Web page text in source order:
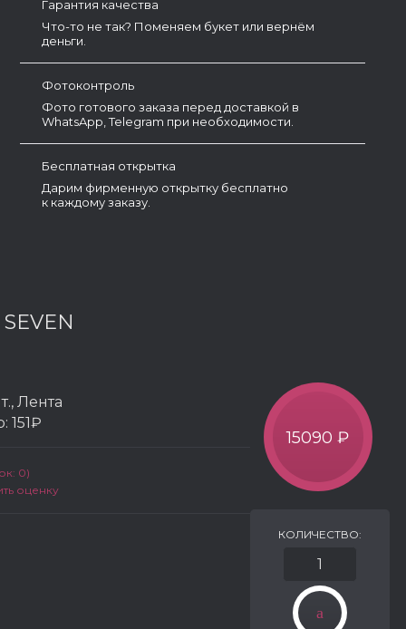
Гарантия качества
Что-то не так? Поменяем букет или вернём
деньги.
Фотоконтроль
Фото готового заказа перед доставкой в
WhatsApp, Telegram при необходимости.
Бесплатная открытка
Дарим фирменную открытку бесплатно
к каждому заказу.
Лента
151₽
0)
оценку
15090 ₽
КОЛИЧЕСТВО: